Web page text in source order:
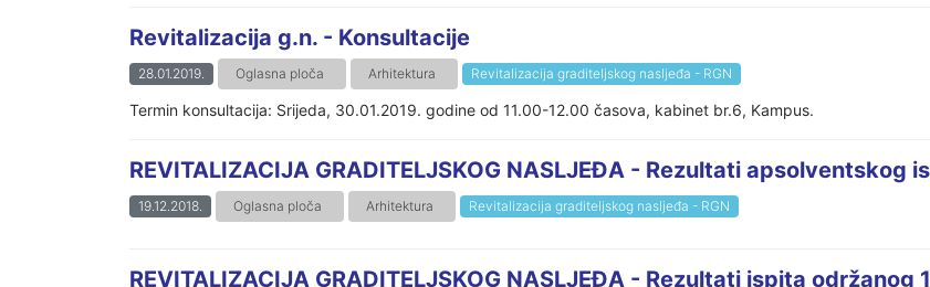
Revitalizacija g.n. - Konsultacije
28.01.2019. Oglasna ploča Arhitektura Revitalizacija graditeljskog nasljeđa - RGN
Termin konsultacija: Srijeda, 30.01.2019. godine od 11.00-12.00 časova, kabinet br.6, Kampus.
REVITALIZACIJA GRADITELJSKOG NASLJEĐA - Rezultati apsolventskog
19.12.2018. Oglasna ploča Arhitektura Revitalizacija graditeljskog nasljeđa - RGN
REVITALIZACIJA GRADITELJSKOG NASLJEĐA - Rezultati ispita održanog